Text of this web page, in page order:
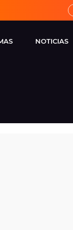
VIRALES
NOTICIAS